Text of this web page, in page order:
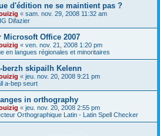
d'édition ne se maintient pas ?
« sam. nov. 29, 2008 11:32 am
Difazier
Office 2007
« ven. nov. 21, 2008 1:20 pm
en langues régionales et minoritaires
berzh skipailh Kelenn
« jeu. nov. 20, 2008 9:21 pm
a-bep seurt
in orthography
« jeu. nov. 20, 2008 2:55 pm
Orthographique Latin - Latin Spell Checker